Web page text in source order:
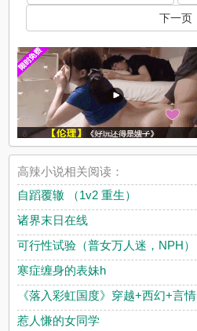
下一页
高辣小说相关阅读：
自蹈覆辙 （1v2 重生）
诸界末日在线
可行性试验（普女万人迷，NPH）
寒症缠身的表妹h
《落入彩虹国度》穿越+西幻+言情
惹人慊的女同学